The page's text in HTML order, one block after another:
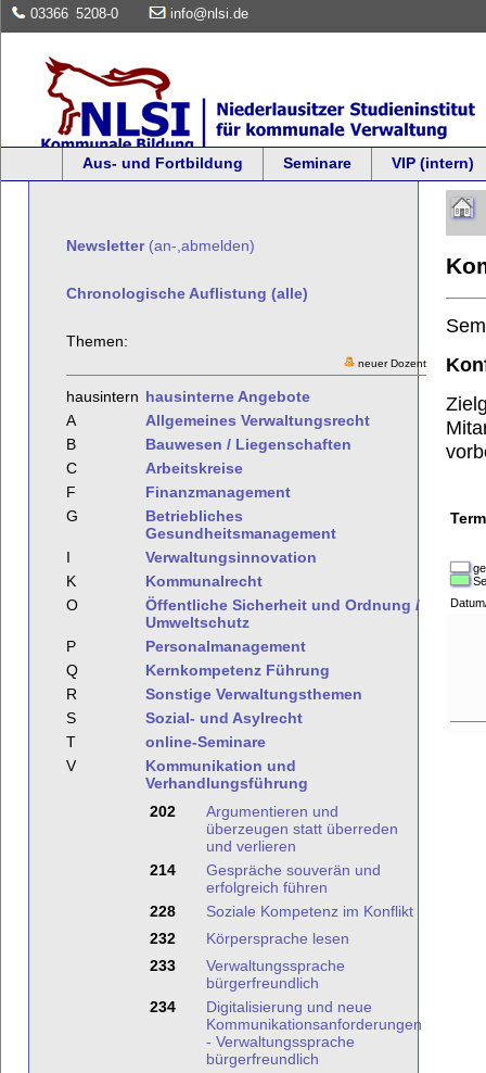
03366 5208-0 info@nlsi.de
Aus- und Fortbildung Seminare VIP (intern)
Newsletter(an-,abmelden)
Chronologische Auflistung (alle)
Themen:
neuer Dozent
hausintern hausinterne Angebote
A
Allgemeines Verwaltungsrecht
B
Bauwesen / Liegenschaften
C
Arbeitskreise
F
Finanzmanagement
G
Betriebliches
Gesundheitsmanagement
I
Verwaltungsinnovation
K
Kommunalrecht
O
Öffentliche Sicherheit und Ordnung /
Umweltschutz
P
Personalmanagement
Q
Kernkompetenz Führung
R
Sonstige Verwaltungsthemen
S
Sozial- und Asylrecht
T
online-Seminare
V
Kommunikation und
Verhandlungsführung
202
Argumentieren und
überzeugen statt überreden
und verlieren
214
Gespräche souverän und
erfolgreich führen
228
Soziale Kompetenz im Konflikt
232
Körpersprache lesen
233
Verwaltungssprache
bürgerfreundlich
234
Digitalisierung und neue
Kommunikationsanforderungen
- Verwaltungssprache
bürgerfreundlich